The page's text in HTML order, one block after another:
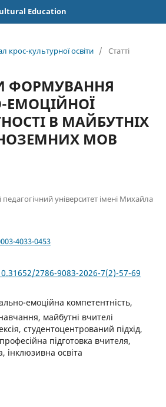
Education
культурної освіти / Статті
ФОРМУВАННЯ
ЕМОЦІЙНОЇ
В МАЙБУТНІХ
МОВ
університет імені Михайла
4033-0453
2786-9083-2026-7(2)-57-69
емоційна компетентність,
майбутні вчителі
студентоцентрований підхід,
підготовка вчителя,
інклюзивна освіта